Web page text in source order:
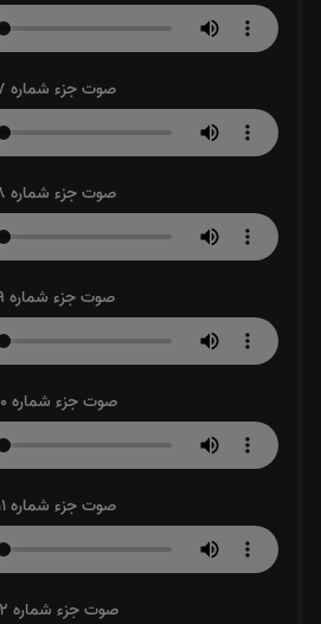
صوت جزء شماره 7
صوت جزء شماره 8
صوت جزء شماره 9
صوت جزء شماره 10
صوت جزء شماره 11
صوت جزء شماره 12